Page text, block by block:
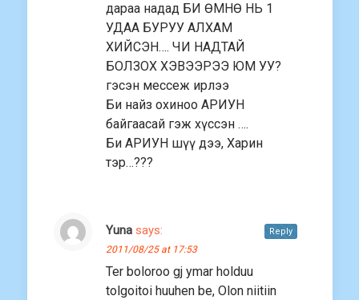
дараа надад БИ ӨМНӨ НЬ 1
УДАА БУРУУ АЛХАМ
ХИЙСЭН…. ЧИ НАДТАЙ
БОЛЗОХ ХЭВЭЭРЭЭ ЮМ УУ?
гэсэн мессеж ирлээ
Би найз охиноо АРИУН
байгаасай гэж хүссэн ….
Би АРИУН шүү дээ, Харин
тэр…???
Yuna says:
2011/08/25 at 17:53
Ter boloroo gj ymar holduu
tolgoitoi huuhen be, Olon niitiin
Reply